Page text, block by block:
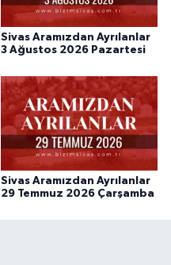
Sivas Aramızdan Ayrılanlar
3 Ağustos 2026 Pazartesi
Sivas Aramızdan Ayrılanlar
29 Temmuz 2026 Çarşamba